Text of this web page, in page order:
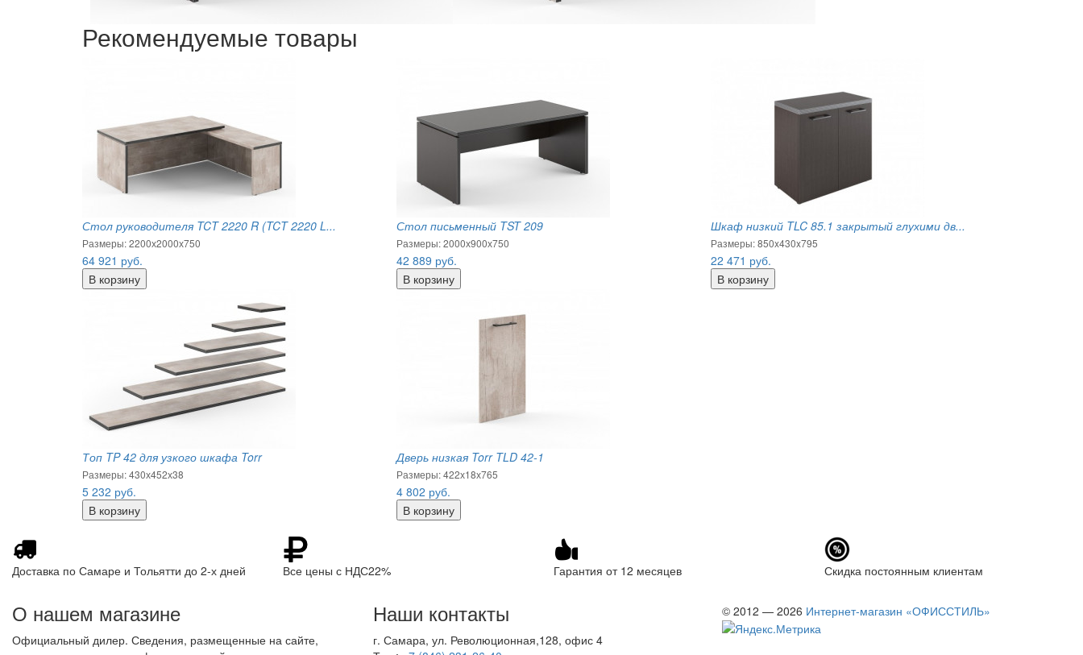
Рекомендуемые товары
Стол руководителя TCT 2220 R (TCT 2220 L...
Размеры: 2200х2000х750
64 921 руб.
Стол письменный TST 209
Размеры: 2000х900х750
42 889 руб.
Шкаф низкий TLC 85.1 закрытый глухими дв...
Размеры: 850x430x795
22 471 руб.
Топ TP 42 для узкого шкафа Torr
Размеры: 430х452х38
5 232 руб.
Дверь низкая Torr TLD 42-1
Размеры: 422х18х765
4 802 руб.
Доставка по Самаре и Тольятти до 2-х дней Все цены с НДС22% Гарантия от 12 месяцев Скидка постоянным клиентам
О нашем магазине
Официальный дилер. Сведения, размещенные на сайте,
Наши контакты
г. Самара, ул. Революционная,128, офис 4
© 2012 — 2026 Интернет-магазин «ОФИССТИЛЬ»